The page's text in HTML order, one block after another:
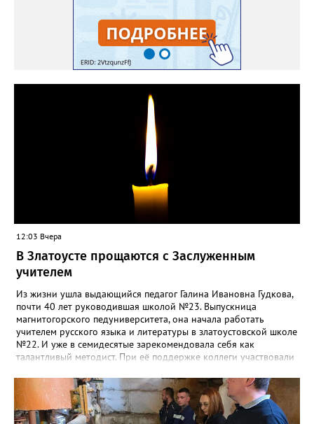
12:03 Вчера
В Златоусте прощаются с Заслуженным
учителем
Из жизни ушла выдающийся педагог Галина Ивановна Гудкова,
почти 40 лет руководившая школой №23. Выпускница
магнитогорского педуниверситета, она начала работать
учителем русского языка и литературы в златоустовской школе
№22. И уже в семидесятые зарекомендовала себя как
талантливый методист. При её поддержке коллеги участвовали
«Благодаря её мудрому руководству в школе сформировался
сильный педагогический коллектив, объединённый общими
ценностями и любовью к своему делу. Для многих Галина
Ивановна навсегда останется не только талантливым